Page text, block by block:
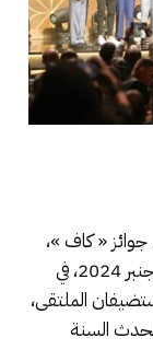
جوائز « كاف »،
لنجوم كرة القدم الإفريقية، للمغرب، يوم 16 دجنبر 2024، في
الملتقى،
السنة